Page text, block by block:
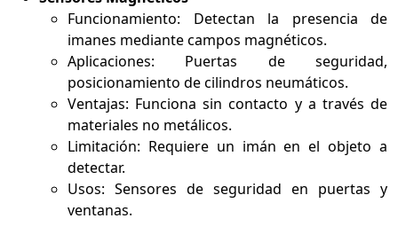
Funcionamiento: Detectan la presencia de
imanes mediante campos magnéticos.
Aplicaciones: Puertas de seguridad,
posicionamiento de cilindros neumáticos.
Ventajas: Funciona sin contacto y a través de
materiales no metálicos.
Limitación: Requiere un imán en el objeto a
detectar.
Usos: Sensores de seguridad en puertas y
ventanas.